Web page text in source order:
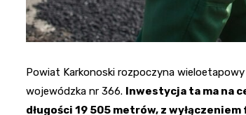
Powiat Karkonoski rozpoczyna
wojewódzka nr 366. Inwestycja ta ma na
długości 19 505 metrów, z